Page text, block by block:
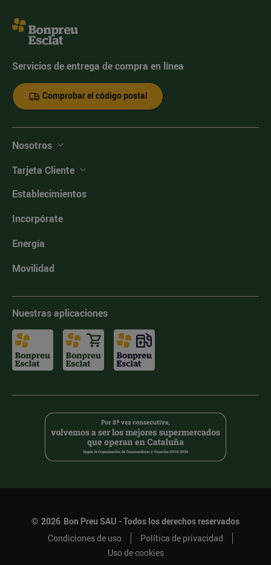
Servicios de entrega de compra en línea
Comprobar el código postal
Nosotros
Tarjeta Cliente
Establecimientos
Incorpórate
Energía
Movilidad
Nuestras aplicaciones
© 2026 Bon Preu SAU - Todos los derechos reservados
Condiciones de uso
Política de privacidad
Uso de cookies